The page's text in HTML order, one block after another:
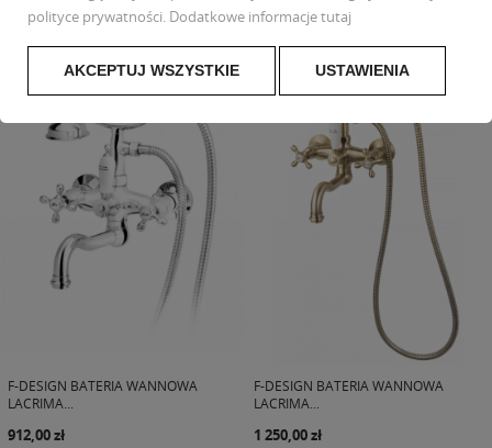
1 719,00 zł 609,00 zł
F-DESIGN BATERIA WANNOWA
LACRIMA...
912,00 zł
F-DESIGN BATERIA WANNOWA
LACRIMA...
1 250,00 zł
polityce prywatności . Dodatkowe informacjetutaj
AKCEPTUJ WSZYSTKIE USTAWIENIA